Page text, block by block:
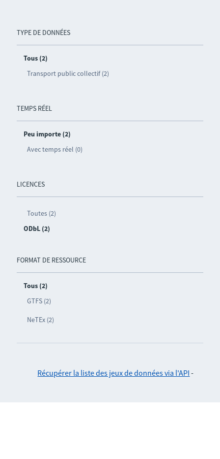
TYPE DE DONNÉES
Tous (2)
Transport public collectif (2)
TEMPS RÉEL
Peu importe (2)
Avec temps réel (0)
LICENCES
Toutes (2)
ODbL (2)
FORMAT DE RESSOURCE
Tous (2)
GTFS (2)
NeTEx (2)
Récupérer la liste des jeux de données via l'API -